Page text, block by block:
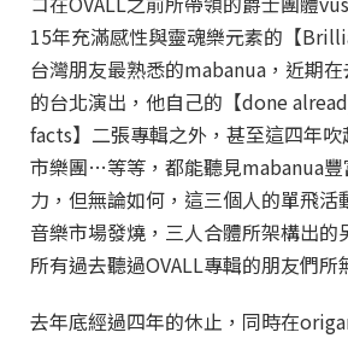
15年充滿感性與靈魂樂元素的【
台灣朋友最熟悉的mabanua，近期
的台北演出，他自己的【done
facts】二張專輯之外，甚至這四年
市樂團…等等，都能聽見mabanua
力，但無論如何，這三個人的單飛活
音樂市場發燒，三人合體所架構出的
所有過去聽過OVALL專輯的朋友們所
去年底經過四年的休止，同時在